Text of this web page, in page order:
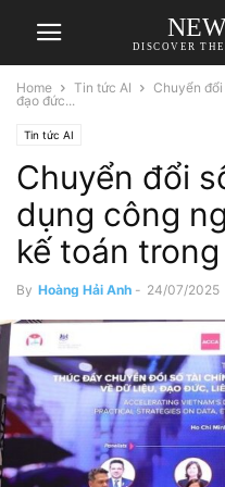
DISCOVER
Home Tin tức AI
Chuyển
đạo đức...
Tin tức AI
Chuyển đổi
dụng công
kế toán
By Hoàng Hải Anh - 24/07/2025